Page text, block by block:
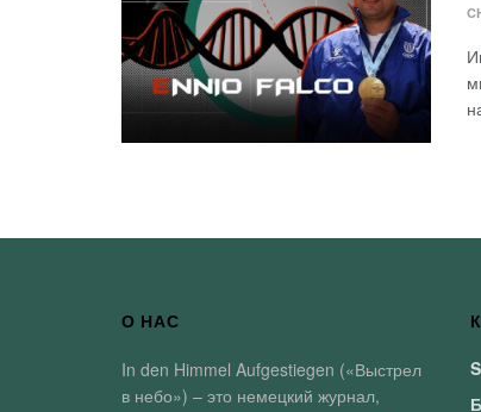
О НАС
In den Himmel Aufgestiegen («Выстрел
в небо») – это немецкий журнал,